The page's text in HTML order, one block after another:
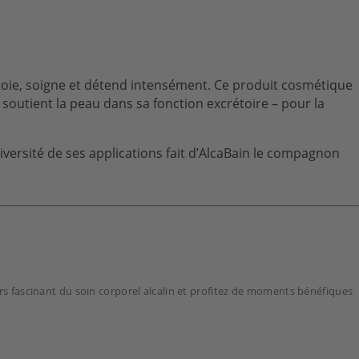
soigne et détend intensément. Ce produit cosmétique
la peau dans sa fonction excrétoire – pour la
de ses applications fait d’AlcaBain le compagnon
fascinant du soin corporel alcalin et profitez de moments bénéfiques